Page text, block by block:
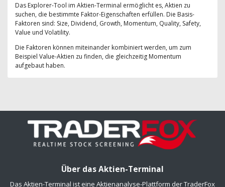
Das Explorer-Tool im Aktien-Terminal ermöglicht es, Aktien zu
suchen, die bestimmte Faktor-Eigenschaften erfüllen. Die Basis-
Faktoren sind: Size, Dividend, Growth, Momentum, Quality, Safety,
Value und Volatility.
Die Faktoren können miteinander kombiniert werden, um zum
Beispiel Value-Aktien zu finden, die gleichzeitig Momentum
aufgebaut haben.
Über das Aktien-Terminal
Das Aktien-Terminal ist eine Aktienanalyse-Plattform der TraderFox